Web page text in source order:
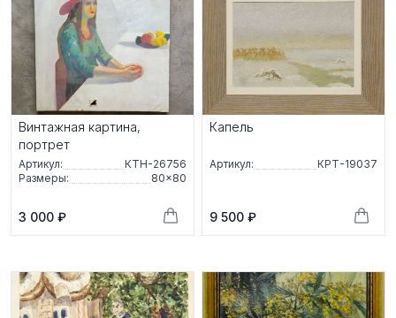
Винтажная картина,
портрет
Артикул:
КТН-26756
Размеры:
80×80
3 000 ₽
Капель
Артикул: КРТ-19037
9 500 ₽